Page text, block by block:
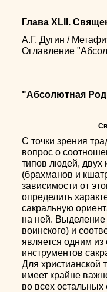
Глава XLII.
А.Г. Дугин /
Оглавление
"Абсолютная
С точки зрения
вопрос о
типов людей, двух
(брахманов и
зависимости от
определить
сакральную
на ней. Выделение
воинского) и
является одним из
инструментов
Для христианской
имеет крайне
во всех остальных